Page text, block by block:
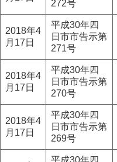
272号
2018年4
月17日
平成30年四
日市市告示第
271号
2018年4
月17日
平成30年四
日市市告示第
270号
2018年4
月17日
平成30年四
日市市告示第
269号
平成30年四